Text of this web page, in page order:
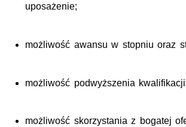
uposażenie;
możliwość awansu w stopniu oraz
możliwość podwyższenia
możliwość skorzystania z bogatej